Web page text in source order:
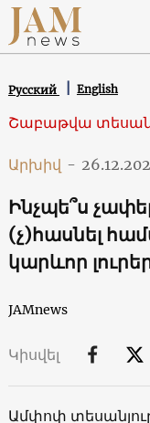
Русский English
Շաբաթվա
Արխիվ -
Ինչպե՞ս
(չ)հասնել
կարևոր
JAMnews
Կիսվել
Ամփոփ